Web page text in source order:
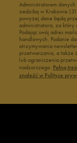
Administratorem
siedzibą w Krakowie
powyżej dane będą
administratora, za który
Podając swój adres
handlowych. Podanie
otrzymywania
przetwarzania, a także
lub ograniczenia
nadzorczego. Pełną
znaleźć w Polityce